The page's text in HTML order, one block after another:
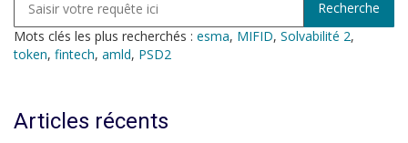
Mots clés les plus recherchés : esma, MIFID, Solvabilité 2,
token, fintech, amld, PSD2
Articles récents